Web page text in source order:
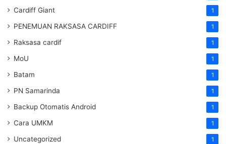
Cardiff Giant 1
PENEMUAN RAKSASA CARDIFF 1
Raksasa cardif 1
MoU 1
Batam 1
PN Samarinda 1
Backup Otomatis Android 1
Cara UMKM 1
Uncategorized 1